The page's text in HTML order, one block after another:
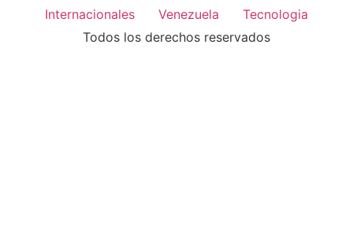
Internacionales
Venezuela
Tecnologia
Todos los derechos reservados